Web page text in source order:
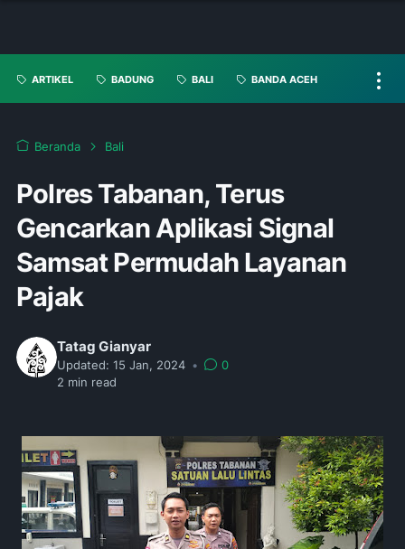
ARTIKEL BADUNG BALI BANDA ACEH
Beranda Bali
Polres Tabanan, Terus
Gencarkan Aplikasi Signal
Samsat Permudah Layanan
Pajak
Tatag Gianyar
Updated: 15 Jan, 2024 •
0
2 min read